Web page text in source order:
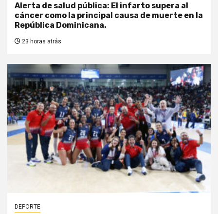
Alerta de salud pública: El infarto supera al
cáncer como la principal causa de muerte en la
República Dominicana.
23 horas atrás
DEPORTE